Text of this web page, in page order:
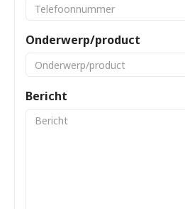
Onderwerp/product
Bericht